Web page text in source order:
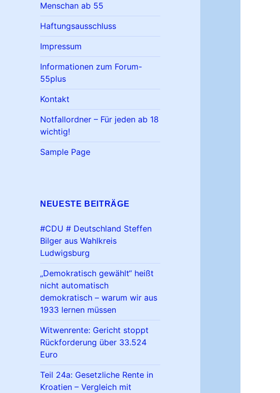
Menschan ab 55
Haftungsausschluss
Impressum
Informationen zum Forum-
55plus
Kontakt
Notfallordner – Für jeden ab 18
wichtig!
Sample Page
NEUESTE BEITRÄGE
#CDU # Deutschland Steffen
Bilger aus Wahlkreis
Ludwigsburg
„Demokratisch gewählt“ heißt
nicht automatisch
demokratisch – warum wir aus
1933 lernen müssen
Witwenrente: Gericht stoppt
Rückforderung über 33.524
Euro
Teil 24a: Gesetzliche Rente in
Kroatien – Vergleich mit